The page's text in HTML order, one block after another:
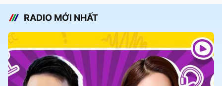
RADIO MỚI NHẤT